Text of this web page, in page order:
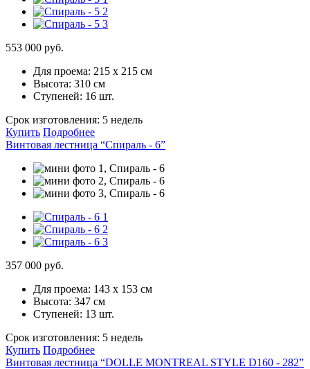
553 000 руб.
Для проема: 215 х 215 см
Высота: 310 см
Ступеней: 16 шт.
Срок изготовления: 5 недель
Купить Подробнее
Винтовая лестница “Спираль - 6”
357 000 руб.
Для проема: 143 х 153 см
Высота: 347 см
Ступеней: 13 шт.
Срок изготовления: 5 недель
Купить Подробнее
Винтовая лестница “DOLLE MONTREAL STYLE D160 - 282”